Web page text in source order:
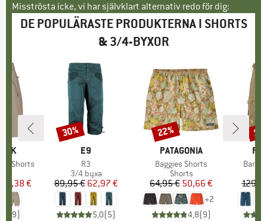
Misströsta icke, vi har självklart alternativ redo för dig:
DE POPULÄRASTE PRODUKTERNA I SHORTS
& 3/4-BYXOR
Shorts
pris
38,38 €
9)
VARUMÄRKE
E9
Produkter
R3
Produktgrupp
3/4 byxa
Pris
89,95 € Reducerat pris
62,97 €
5,0(5)
Rabatt
30%
VARUMÄRKE
PATAGONIA
Produkter
Baggies Shorts
Produktgrupp
Shorts
Pris
64,95 € Reducerat pris
50,66 €
+2
4,8(9)
Rabatt
22%